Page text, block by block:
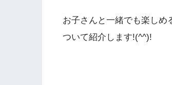
お子さんと一緒でも楽しめ
ついて紹介します!(^^)!